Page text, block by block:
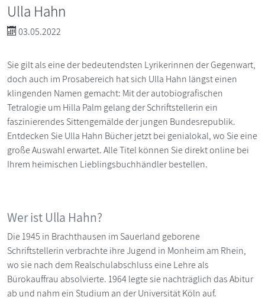
Ulla Hahn
03.05.2022
Sie gilt als eine der bedeutendsten Lyrikerinnen der Gegenwart,
doch auch im Prosabereich hat sich Ulla Hahn längst einen
klingenden Namen gemacht: Mit der autobiografischen
Tetralogie um Hilla Palm gelang der Schriftstellerin ein
faszinierendes Sittengemälde der jungen Bundesrepublik.
Entdecken Sie Ulla Hahn Bücher jetzt bei genialokal, wo Sie eine
große Auswahl erwartet. Alle Titel können Sie direkt online bei
Ihrem heimischen Lieblingsbuchhändler bestellen.
Wer ist Ulla Hahn?
Die 1945 in Brachthausen im Sauerland geborene
Schriftstellerin verbrachte ihre Jugend in Monheim am Rhein,
wo sie nach dem Realschulabschluss eine Lehre als
Bürokauffrau absolvierte. 1964 legte sie nachträglich das Abitur
ab und nahm ein Studium an der Universität Köln auf.